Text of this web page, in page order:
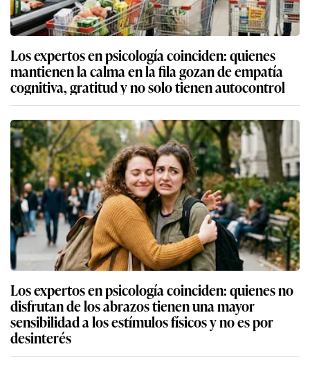
Los expertos en psicología coinciden: quienes
mantienen la calma en la fila gozan de empatía
cognitiva, gratitud y no solo tienen autocontrol
Los expertos en psicología coinciden: quienes no
disfrutan de los abrazos tienen una mayor
sensibilidad a los estímulos físicos y no es por
desinterés